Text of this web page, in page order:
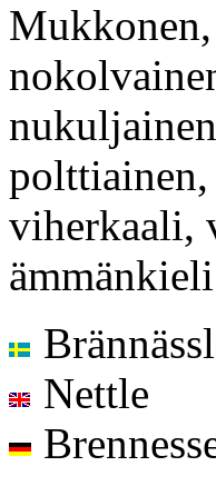
viherkaali,
ämmänkieli
Nettle